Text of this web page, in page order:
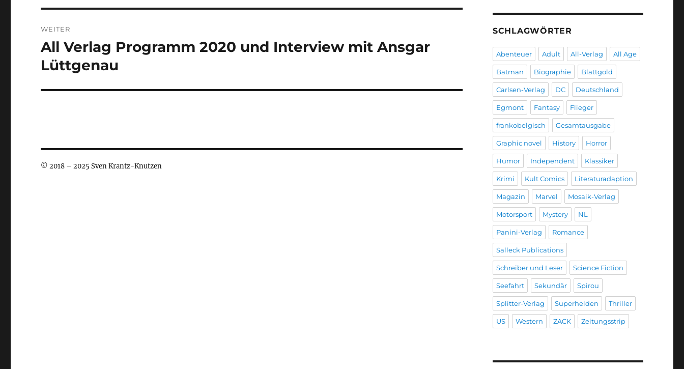
WEITER
Nächster
Beitrag:
All Verlag Programm 2020 und Interview mit Ansgar
Lüttgenau
© 2018 – 2025 Sven Krantz-Knutzen
SCHLAGWÖRTER
Abenteuer Adult All-Verlag All Age
Batman Biographie Blattgold
Carlsen-Verlag DC Deutschland
Egmont Fantasy Flieger
frankobelgisch Gesamtausgabe
Graphic novel History Horror
Humor Independent Klassiker
Krimi Kult Comics Literaturadaption
Magazin Marvel Mosaik-Verlag
Motorsport Mystery NL
Panini-Verlag Romance
Salleck Publications
Schreiber und Leser Science Fiction
Seefahrt Sekundär Spirou
Splitter-Verlag Superhelden Thriller
US Western ZACK Zeitungsstrip